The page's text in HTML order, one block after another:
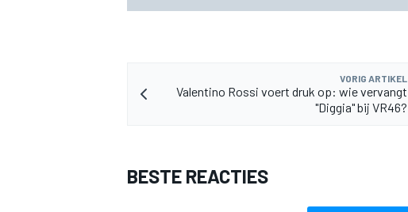
VORIG ARTIKEL
Valentino Rossi voert druk op: wie vervangt
"Diggia" bij VR46?
BESTE REACTIES